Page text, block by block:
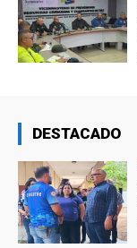
DESTACADO